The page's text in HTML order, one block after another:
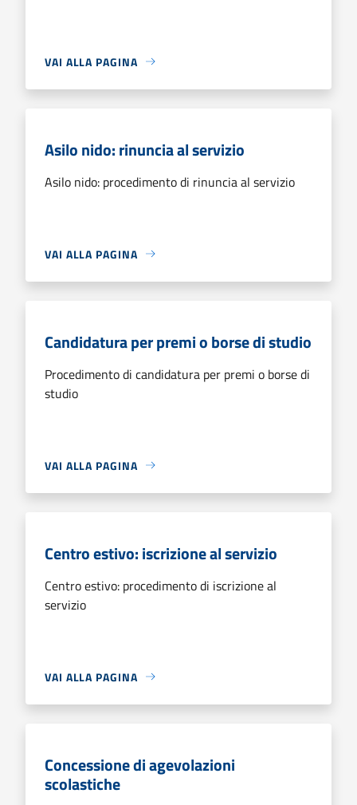
VAI ALLA PAGINA
Asilo nido: rinuncia al servizio
Asilo nido: procedimento di rinuncia al servizio
VAI ALLA PAGINA
Candidatura per premi o borse di studio
Procedimento di candidatura per premi o borse di
studio
VAI ALLA PAGINA
Centro estivo: iscrizione al servizio
Centro estivo: procedimento di iscrizione al
servizio
VAI ALLA PAGINA
Concessione di agevolazioni
scolastiche